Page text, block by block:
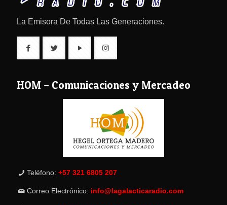
La Emisora De Todas Las Generaciones.
HOM – Comunicaciones y Mercadeo
Teléfono: +57 321 6805 207
Correo Electrónico: info@lagalacticaradio.com